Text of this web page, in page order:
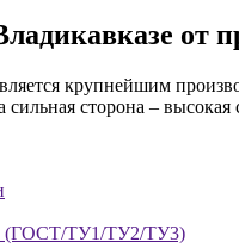
от
крупнейшим
сторона –
(ГОСТ/ТУ1/ТУ2/ТУ3)